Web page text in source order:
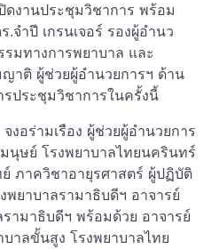
ดงานประชุมวิชาการ พร้อม
จำปี เกรนเจอร์ รองผู้อำนว
รมทางการพยาบาล และ
าติ ผู้ช่วยผู้อำนวยการฯ ด้าน
รประชุมวิชาการในครั้งนี้
อร่ามเรือง ผู้ช่วยผู้อำนวยการ
นุษย์ โรงพยาบาลไทยนครินทร์
ภาควิชาอายุรศาสตร์ ผู้ปฏิบัติ
พยาบาลรามาธิบดีฯ อาจารย์
ามาธิบดีฯ พร้อมด้วย อาจารย์
าลขั้นสูง โรงพยาบาลไทย